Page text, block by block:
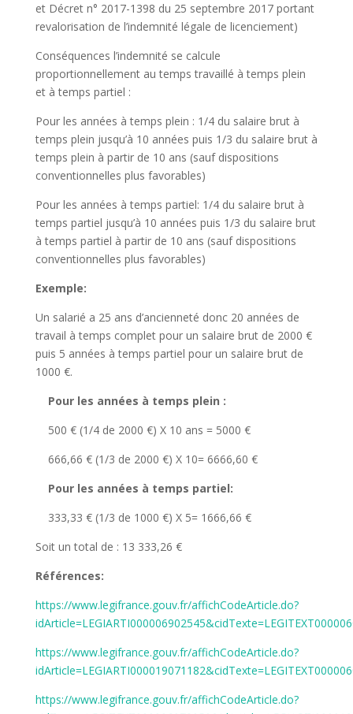
et Décret n° 2017-1398 du 25 septembre 2017 portant
revalorisation de l’indemnité légale de licenciement)
Conséquences l’indemnité se calcule
proportionnellement au temps travaillé à temps plein
et à temps partiel :
Pour les années à temps plein : 1/4 du salaire brut à
temps plein jusqu’à 10 années puis 1/3 du salaire brut à
temps plein à partir de 10 ans (sauf dispositions
conventionnelles plus favorables)
Pour les années à temps partiel: 1/4 du salaire brut à
temps partiel jusqu’à 10 années puis 1/3 du salaire brut
à temps partiel à partir de 10 ans (sauf dispositions
conventionnelles plus favorables)
Exemple:
Un salarié a 25 ans d’ancienneté donc 20 années de
travail à temps complet pour un salaire brut de 2000 €
puis 5 années à temps partiel pour un salaire brut de
1000 €.
Pour les années à temps plein :
500 € (1/4 de 2000 €) X 10 ans = 5000 €
666,66 € (1/3 de 2000 €) X 10= 6666,60 €
Pour les années à temps partiel:
333,33 € (1/3 de 1000 €) X 5= 1666,66 €
Soit un total de : 13 333,26 €
Références:
https://www.legifrance.gouv.fr/affichCodeArticle.do?
https://www.legifrance.gouv.fr/affichCodeArticle.do?
https://www.legifrance.gouv.fr/affichCodeArticle.do?